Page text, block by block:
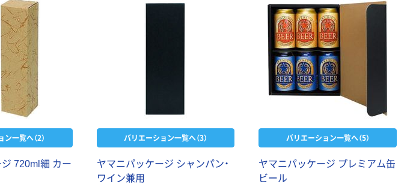
一覧へ（2）
720ml細 カー
バリエーション一覧へ（3）
ヤマニパッケージ シャンパン・
ワイン兼用
バリエーション一覧へ（5）
ヤマニパッケージ プレミアム缶
ビール